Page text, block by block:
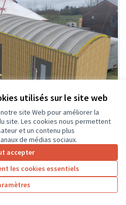
utilisés sur le site web
site Web pour améliorer la
site. Les cookies nous permettent
et un contenu plus
de médias sociaux.
accepter
les cookies essentiels
au vote